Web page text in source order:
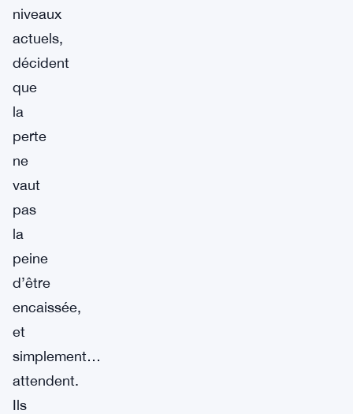
niveaux
actuels,
décident
que
la
perte
ne
vaut
pas
la
peine
d’être
encaissée,
et
simplement…
attendent.
Ils